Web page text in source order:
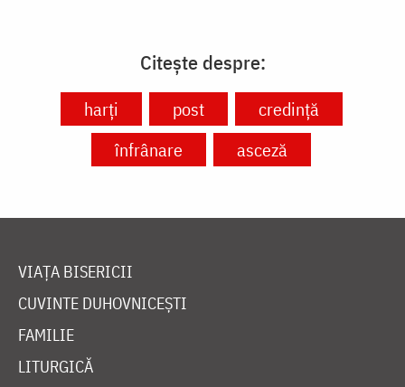
Citește despre:
harți post
credință
înfrânare
asceză
VIAȚA BISERICII
CUVINTE DUHOVNICEȘTI
FAMILIE
LITURGICĂ